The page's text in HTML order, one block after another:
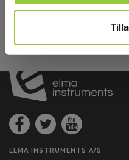
nyhedsbrevet når som helst via et
ELMA INSTRUMENTS A/S